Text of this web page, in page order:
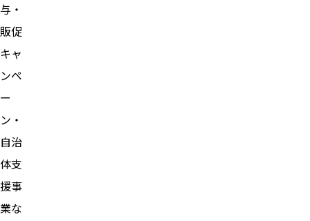
与・
販促
キャ
ンペ
ー
ン・
自治
体支
援事
業な